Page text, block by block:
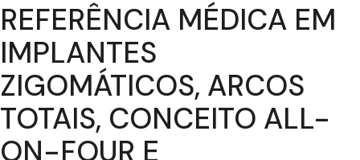
REFERÊNCIA MÉDICA EM
IMPLANTES
ZIGOMÁTICOS, ARCOS
TOTAIS, CONCEITO ALL-
ON-FOUR E